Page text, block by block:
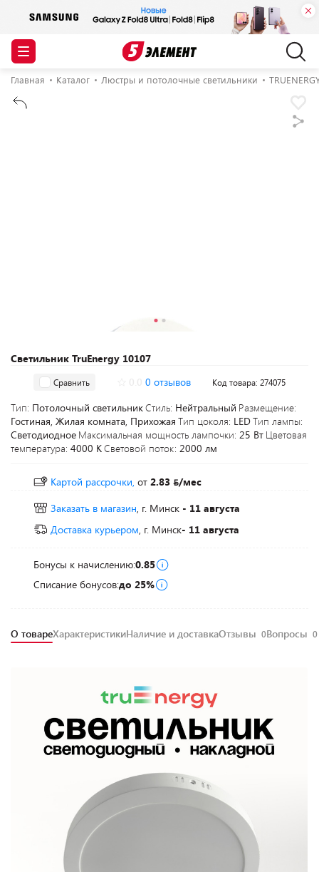
Главная Каталог Люстры и потолочные светильники
Светильник TruEnergy 10107
Сравнить 0 отзывов Код товара: 274075
Тип: Потолочный светильникСтиль: Нейтральный Размещение:
Гостиная, Жилая комната, Прихожая Тип цоколя: LEDТип лампы:
Светодиодное Максимальная мощность лампочки: 25 Вт Цветовая
температура: 4000 KСветовой поток: 2000 лм
Картой рассрочки, от 2.83
/мес
Заказать в магазин, г. Минск - 11 августа
Доставка курьером, г. Минск- 11 августа
Бонусы к начислению:0.85
Списание бонусов:до 25%
О товареХарактеристикиНаличие и доставкаОтзывы 0Вопросы 0